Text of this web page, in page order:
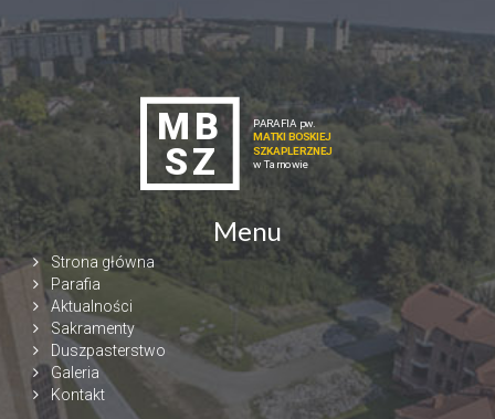
Menu
Strona główna
Parafia
Aktualności
Sakramenty
Duszpasterstwo
Galeria
Kontakt